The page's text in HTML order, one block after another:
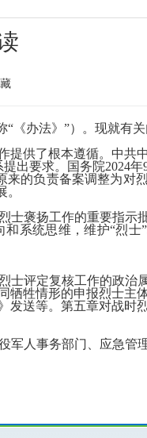
《办法》”）。现就有关
供了根本遵循。中共
出要求。国务院2024
的负责备案调整为对
。
士褒扬工作的重要指示
系统思维，维护“烈士
士评定复核工作的政治
牺牲情形的申报烈士主
发送等。第五章对战时
军人事务部门、应急管